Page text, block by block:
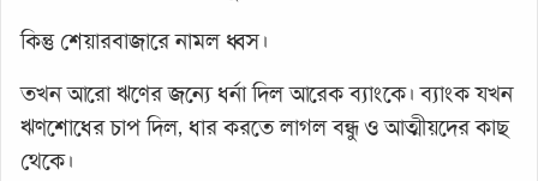
কিন্তু শেয়ারবাজারে নামল ধ্বস।
তখন আরো ঋণের জন্যে ধর্না দিল আরেক ব্যাংকে। ব্যাংক যখন
ঋণশোধের চাপ দিল, ধার করতে লাগল বন্ধু ও আত্মীয়দের কাছ
থেকে।